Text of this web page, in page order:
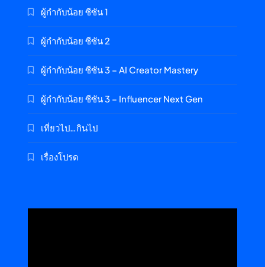
ผู้กำกับน้อย ซีซัน 1
ผู้กำกับน้อย ซีซัน 2
ผู้กำกับน้อย ซีซัน 3 – AI Creator Mastery
ผู้กำกับน้อย ซีซัน 3 – Influencer Next Gen
เที่ยวไป…กินไป
เรื่องโปรด